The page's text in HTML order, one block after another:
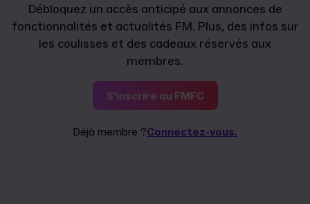
Débloquez un accès anticipé aux annonces de
fonctionnalités et actualités FM. Plus, des infos sur
les coulisses et des cadeaux réservés aux
membres.
S'inscrire au FMFC
Déjà membre ?Connectez-vous.